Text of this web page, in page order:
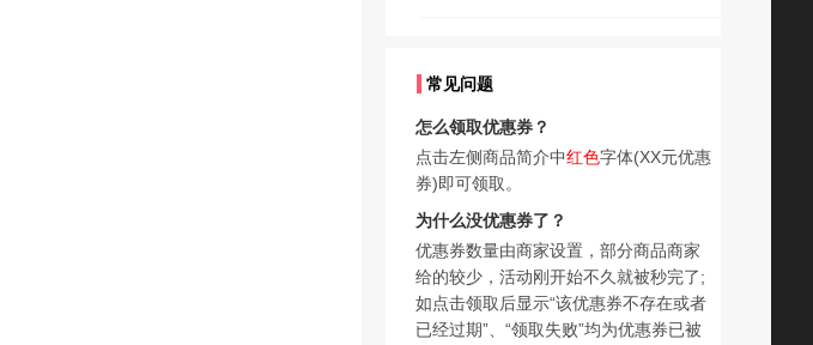
常见问题
怎么领取优惠券？
点击左侧商品简介中红色字体(XX元优惠
券)即可领取。
为什么没优惠券了？
优惠券数量由商家设置，部分商品商家
给的较少，活动刚开始不久就被秒完了;
如点击领取后显示“该优惠券不存在或者
已经过期”、“领取失败”均为优惠券已被